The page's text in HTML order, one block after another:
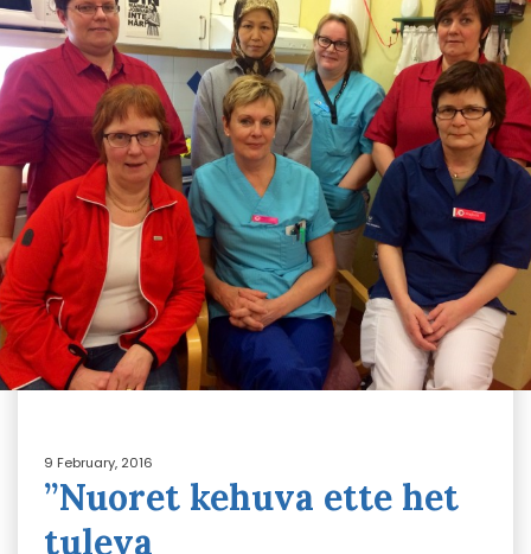
9 February, 2016
”Nuoret kehuva ette het
tuleva